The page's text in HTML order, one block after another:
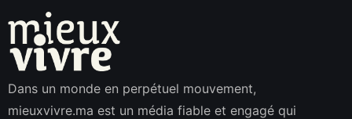
Dans un monde en perpétuel mouvement,
mieuxvivre.ma est un média fiable et engagé qui